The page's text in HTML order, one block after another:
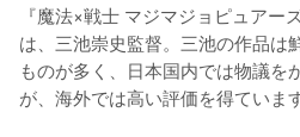
『魔法×戦士 マジマジョピュアー
は、三池崇史監督。三池の作品は
ものが多く、日本国内では物議を
が、海外では高い評価を得ています